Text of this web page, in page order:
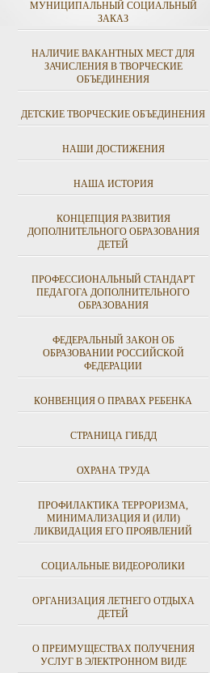
МУНИЦИПАЛЬНЫЙ СОЦИАЛЬНЫЙ
ЗАКАЗ
НАЛИЧИЕ ВАКАНТНЫХ МЕСТ ДЛЯ
ЗАЧИСЛЕНИЯ В ТВОРЧЕСКИЕ
ОБЪЕДИНЕНИЯ
ДЕТСКИЕ ТВОРЧЕСКИЕ ОБЪЕДИНЕНИЯ
НАШИ ДОСТИЖЕНИЯ
НАША ИСТОРИЯ
КОНЦЕПЦИЯ РАЗВИТИЯ
ДОПОЛНИТЕЛЬНОГО ОБРАЗОВАНИЯ
ДЕТЕЙ
ПРОФЕССИОНАЛЬНЫЙ СТАНДАРТ
ПЕДАГОГА ДОПОЛНИТЕЛЬНОГО
ОБРАЗОВАНИЯ
ФЕДЕРАЛЬНЫЙ ЗАКОН ОБ
ОБРАЗОВАНИИ РОССИЙСКОЙ
ФЕДЕРАЦИИ
КОНВЕНЦИЯ О ПРАВАХ РЕБЕНКА
СТРАНИЦА ГИБДД
ОХРАНА ТРУДА
ПРОФИЛАКТИКА ТЕРРОРИЗМА,
МИНИМАЛИЗАЦИЯ И (ИЛИ)
ЛИКВИДАЦИЯ ЕГО ПРОЯВЛЕНИЙ
СОЦИАЛЬНЫЕ ВИДЕОРОЛИКИ
ОРГАНИЗАЦИЯ ЛЕТНЕГО ОТДЫХА
ДЕТЕЙ
О ПРЕИМУЩЕСТВАХ ПОЛУЧЕНИЯ
УСЛУГ В ЭЛЕКТРОННОМ ВИДЕ